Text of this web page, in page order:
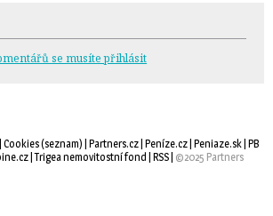
se musíte přihlásit
| Cookies(seznam) | Partners.cz| Peníze.cz| Peniaze.sk| PB
| Trigea nemovitostní fond | RSS| ©2025 Partners